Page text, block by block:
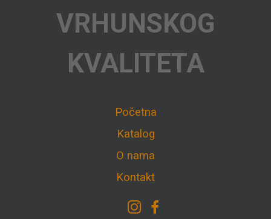
VRHUNSKOG
KVALITETA
Početna
Katalog
O nama
Kontakt